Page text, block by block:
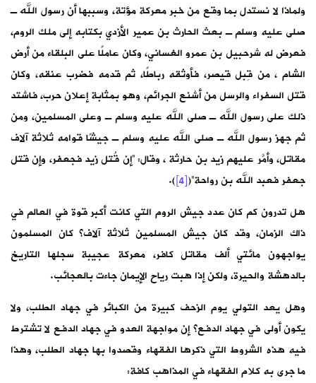
ولماذا لا نستدل بما وقع من خبر معركة مؤتة، وسببها أن رسول الله ـ
صلى عليه وسلم ـ بعث الحارث بن عمير الأزدي بكتابه إلى ملك الروم،
فعرض له شرحبيل بن عمرو الغساني، وكان عاملًا على البلقاء من أرض
الشام ، من قِبل قيصر، فأوثقه رباطًا، ثم قدمه فضرب عنقه، وكان
قتل السفراء والرسل من أشنع الجرائم، وهو بمثابة إعلان حرب، فاشتد
ذلك على رسول الله ـ صلى الله عليه وسلم ـ وعلى المسلمين، ومن
ثم جهز رسول الله ـ صلى الله عليه وسلم ـ جيشًا قوامه ثلاثة آلاف
مقاتل، وأمَّر عليهم زيد بن حارثة ، وقال: “إن قُتل زيد فجعفر، وإن قتل
جعفر فعبد الله بن رواحة”([4]
).
هل تدرون كم كان عدد جيش الروم التي كانت أكبر قوة في العالم في
ذاك الزمان، وقد كان جيش المسلمين ثلاثة آلاف؟ كان المسلمون
يواجهون مائتي ألف مقاتل كافر، معركة عجيبة سجلها التاريخ
بالدهشة والحيرة، ولكن إذا هبت رياح الإيمان جاءت بالعجائب.
وهل يعد التولي يوم الزحف كبيرة من الكبائر في جهاد الطلب، ولا
يكون أولى في جهاد الدفع؟ إن مواجهة العدو في جهاد الدفع لا تشترط
فيه هذه الشروط التي ذكرها الفقهاء وقصدوا بها جهاد الطلب، وهذا
ما جرى به كلام الفقهاء في المذاهب كافة: